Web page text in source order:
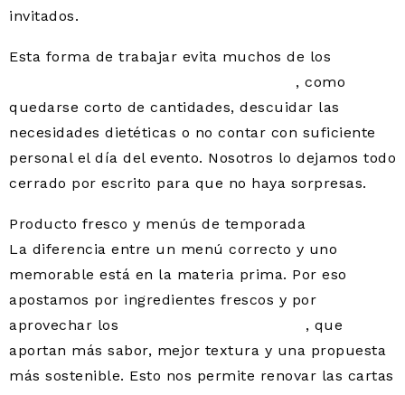
invitados.
Esta forma de trabajar evita muchos de los
, como
quedarse corto de cantidades, descuidar las
necesidades dietéticas o no contar con suficiente
personal el día del evento. Nosotros lo dejamos todo
cerrado por escrito para que no haya sorpresas.
Producto fresco y menús de temporada
La diferencia entre un menú correcto y uno
memorable está en la materia prima. Por eso
apostamos por ingredientes frescos y por
aprovechar los
, que
aportan más sabor, mejor textura y una propuesta
más sostenible. Esto nos permite renovar las cartas